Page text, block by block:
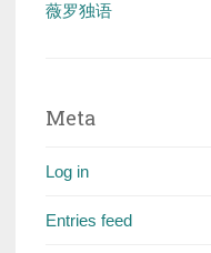
薇罗独语
Meta
Log in
Entries feed